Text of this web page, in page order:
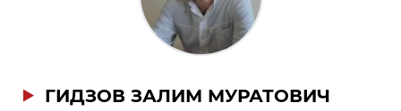
ГИДЗОВ ЗАЛИМ МУРАТОВИЧ